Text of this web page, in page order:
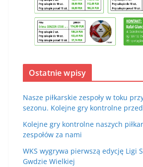
Ostatnie wpisy
Nasze piłkarskie zespoły w toku
sezonu. Kolejne gry kontrolne
Kolejne gry kontrolne naszych
zespołów za nami
WKS wygrywa pierwszą edycję Ligi
Gwdzie Wielkiej